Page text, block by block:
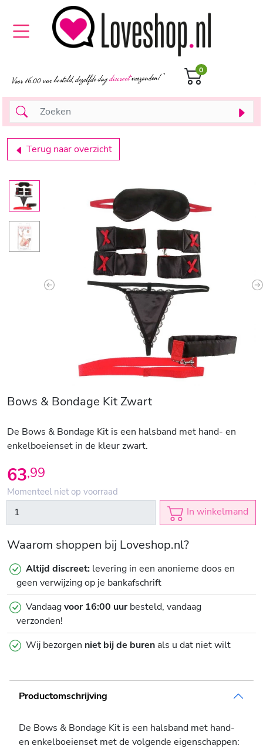
0
Terug naar overzicht
Previous
Bows & Bondage Kit Zwart
De Bows & Bondage Kit is een halsband met hand- en
enkelboeienset in de kleur zwart.
63,99
Momenteel niet op voorraad
In winkelmand
Waarom shoppen bij Loveshop.nl?
Altijd discreet: levering in een anonieme doos en
geen verwijzing op je bankafschrift
Vandaagvoor 16:00 uurbesteld, vandaag
verzonden!
Wij bezorgen niet bij de burenals u dat niet wilt
Productomschrijving
De Bows & Bondage Kit is een halsband met hand-
en enkelboeienset met de volgende eigenschappen: